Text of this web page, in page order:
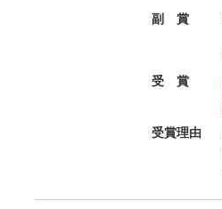
副 賞
受 賞
受賞理由